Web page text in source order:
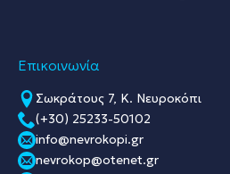
Επικοινωνία
Σωκράτους 7, Κ. Νευροκόπι
(+30) 25233-50102
info@nevrokopi.gr
nevrokop@otenet.gr